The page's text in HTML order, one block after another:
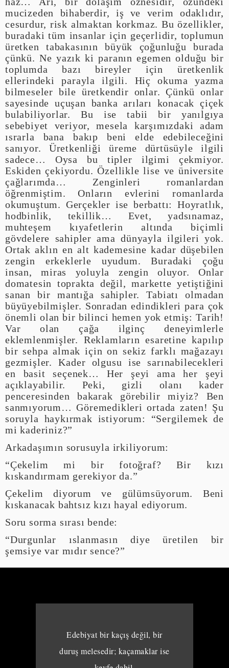
mucizeden bihaberdir, iş ve verim odaklıdır,
cesurdur, risk almaktan korkmaz. Bu özellikler,
buradaki tüm insanlar için geçerlidir, toplumun
üretken tabakasının büyük çoğunluğu burada
çünkü. Ne yazık ki paranın egemen olduğu bir
toplumda bazı bireyler için üretkenlik
ellerindeki parayla ilgili. Hiç okuma yazma
bilmeseler bile üretkendir onlar. Çünkü onlar
sayesinde uçuşan banka arıları konacak çiçek
bulabiliyorlar. Bu ise tabii bir yanılgıya
sebebiyet veriyor, mesela karşımızdaki adam
ısrarla bana bakıp beni elde edebileceğini
sanıyor. Üretkenliği üreme dürtüsüyle ilgili
sadece… Oysa bu tipler ilgimi çekmiyor.
Eskiden çekiyordu. Özellikle lise ve üniversite
çağlarımda… Zenginleri romanlardan
öğrenmiştim. Onların evlerini romanlarda
okumuştum. Gerçekler ise berbattı: Hoyratlık,
hodbinlik, tekillik… Evet, yadsınamaz,
muhteşem kıyafetlerin altında biçimli
gövdelere sahipler ama dünyayla ilgileri yok.
Ortak aklın en alt kademesine kadar düşebilen
zengin erkeklerle uyudum. Buradaki çoğu
insan, miras yoluyla zengin oluyor. Onlar
domatesin toprakta değil, markette yetiştiğini
sanan bir mantığa sahipler. Tabiatı olmadan
büyüyebilmişler. Sonradan edindikleri para çok
önemli olan bir bilinci hemen yok etmiş: Tarih!
Var olan çağa ilginç deneyimlerle
eklemlenmişler. Reklamların esaretine kapılıp
bir sehpa almak için on sekiz farklı mağazayı
gezmişler. Kader olgusu ise sarınabilecekleri
en basit seçenek… Her şeyi ama her şeyi
açıklayabilir. Peki, gizli olanı kader
penceresinden bakarak görebilir miyiz? Ben
sanmıyorum… Göremedikleri ortada zaten! Şu
soruyla haykırmak istiyorum: “Sergilemek de
mi kaderiniz?”
Arkadaşımın sorusuyla irkiliyorum:
“Çekelim mi bir fotoğraf? Bir kızı
kıskandırmam gerekiyor da.”
Çekelim diyorum ve gülümsüyorum. Beni
kıskanacak bahtsız kızı hayal ediyorum.
Soru sorma sırası bende:
“Durgunlar ıslanmasın diye üretilen bir
şemsiye var mıdır sence?”
Edebiyat bir kaçış değil, bir
duruş melesedir; kaçamaklar ise